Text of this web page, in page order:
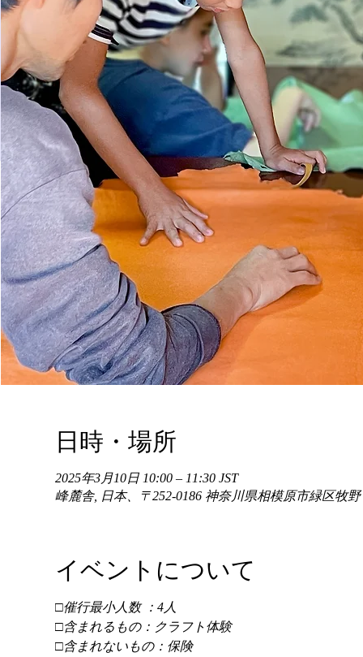
日時・場所
2025年3月10日 10:00 – 11:30 JST
峰麓舎, 日本、〒252-0186 神奈川県相模原市緑区牧
イベントについて
□催行最小人数 ：4人
□含まれるもの：クラフト体験
□含まれないもの：保険